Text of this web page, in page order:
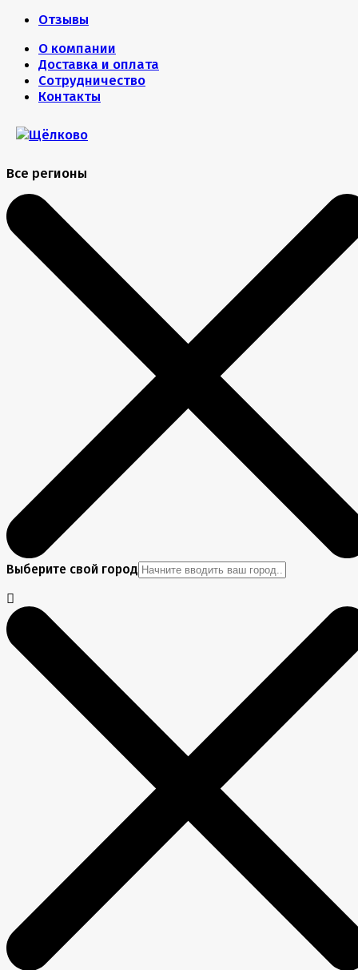
Отзывы
О компании
Доставка и оплата
Сотрудничество
Контакты
Все регионы
Выберите свой город